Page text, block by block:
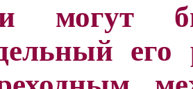
могут
его